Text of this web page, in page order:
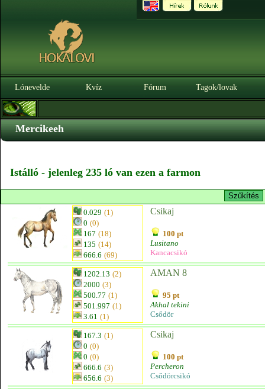
Lónevelde Kvíz Fórum Tagok/lovak
Mercikeeh
Istálló - jelenleg 235 ló van ezen a farmon
0.029 (1)
0 (0)
167 (18)
135 (14)
666.6 (69)
Csikaj
100 pt
Lusitano
Kancacsikó
1202.13 (2)
2000 (3)
500.77 (1)
501.997 (1)
3.61 (1)
AMAN 8
95 pt
Akhal tekini
Csődör
167.3 (1)
0 (0)
0 (0)
666.6 (3)
656.6 (3)
Csikaj
100 pt
Percheron
Csődörcsikó